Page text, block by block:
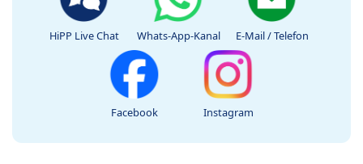
HiPP Live Chat Whats-App-Kanal E-Mail / Telefon
Facebook Instagram